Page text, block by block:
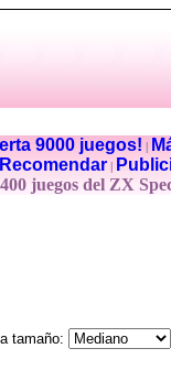
9000 juegos!
Recomendar
juegos del ZX
tamaño: